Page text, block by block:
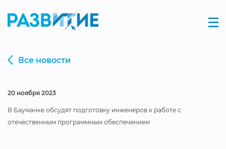
Все новости
20 ноября 2023
В Бауманке обсудят подготовку инженеров к работе с
отечественным программным обеспечением